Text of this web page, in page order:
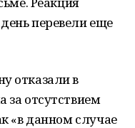
перевели еще
отказали в
за отсутствием
«в данном случае